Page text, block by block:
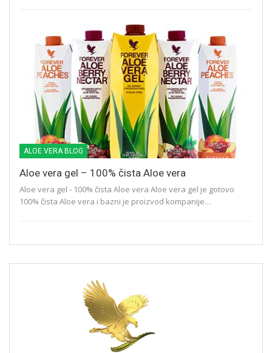
ALOE VERA BLOG
Aloe vera gel – 100% čista Aloe vera
Aloe vera gel - 100% čista Aloe vera Aloe vera gel je gotovo
100% čista Aloe vera i bazni je proizvod kompanije…